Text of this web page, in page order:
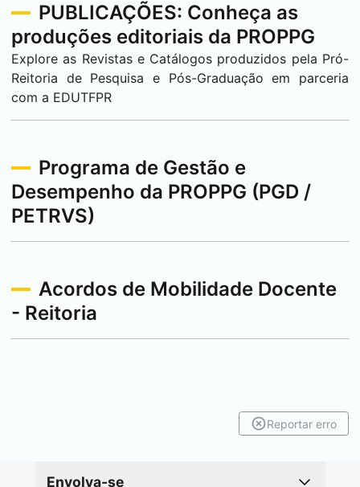
PUBLICAÇÕES: Conheça as
produções editoriais da PROPPG
Explore as Revistas e Catálogos produzidos pela Pró-
Reitoria de Pesquisa e Pós-Graduação em parceria
com a EDUTFPR
Programa de Gestão e
Desempenho da PROPPG (PGD /
PETRVS)
Acordos de Mobilidade Docente
- Reitoria
Reportar erro
Envolva-se